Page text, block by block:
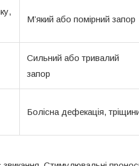
М’який або помірний запор
Сильний або тривалий
запор
Болісна дефекація,